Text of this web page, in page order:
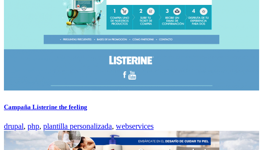
Campaña Listerine the feeling
drupal, php, plantilla personalizada, webservices